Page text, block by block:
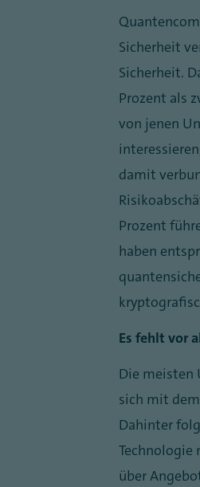
Sicherheit
Sicherheit.
Prozent als
von jenen
damit
Prozent
haben
Es fehlt vor
Die meisten
sich mit
Dahinter
Technologie
über